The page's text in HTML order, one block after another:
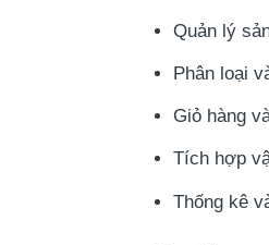
Quản lý
Phân loại
Giỏ hàng
Tích hợp
Thống kê